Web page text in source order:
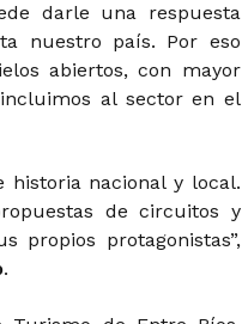
darle una respuesta
nuestro país. Por eso
abiertos, con mayor
al sector en el
historia nacional y local.
de circuitos y
propios protagonistas”,
.